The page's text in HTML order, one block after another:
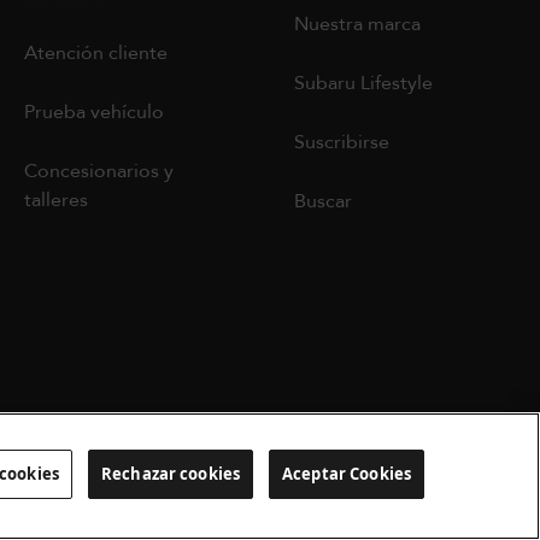
Configurar cookies
Atención cliente
Prueba vehículo
Concesionarios y
talleres
Nuestra marca
Subaru Lifestyle
Suscribirse
Buscar
España
Rechazar cookies Aceptar Cookies